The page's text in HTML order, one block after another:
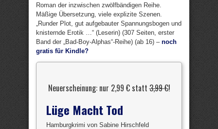
Roman der inzwischen zwölfbändigen Reihe.
Mäßige Übersetzung, viele explizite Szenen.
„Runder Plot, gut aufgebauter Spannungsbogen und
knisternde Erotik …“ (Leserin) (307 Seiten, erster
Band der „Bad-Boy-Alphas“-Reihe) (ab 16) – noch
gratis für Kindle?
Neuerscheinung: nur 2,99 € statt3,99 €!
Lüge Macht Tod
Hamburgkrimi von Sabine Hirschfeld